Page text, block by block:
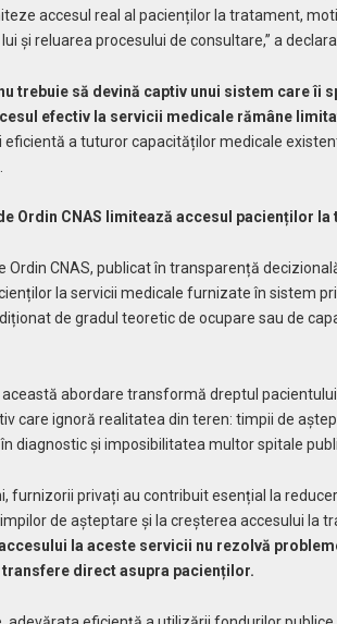
accesul real al pacienților la tratament,
și reluarea procesului de consultare,” a
trebuie să devină captiv unui sistem care îi
efectiv la servicii medicale rămâne
eficientă a tuturor capacităților medicale
Ordin CNAS limitează accesul pacienților la
Ordin CNAS, publicat în transparență
la servicii medicale furnizate în sistem
de gradul teoretic de ocupare sau de
această abordare transformă dreptul
care ignoră realitatea din teren: timpii de
diagnostic și imposibilitatea multor spitale
furnizorii privați au contribuit esențial la
de așteptare și la creșterea accesului la
la aceste servicii nu rezolvă
transfere direct asupra pacienților.